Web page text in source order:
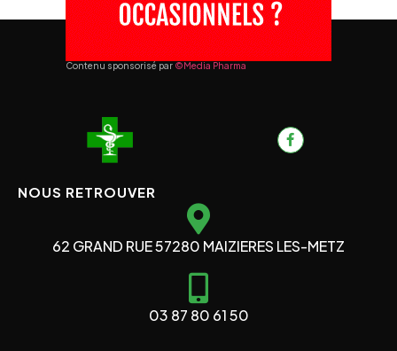
Contenu sponsorisé par ©Media Pharma
NOUS RETROUVER
62 GRAND RUE 57280 MAIZIERES LES-METZ
03 87 80 61 50